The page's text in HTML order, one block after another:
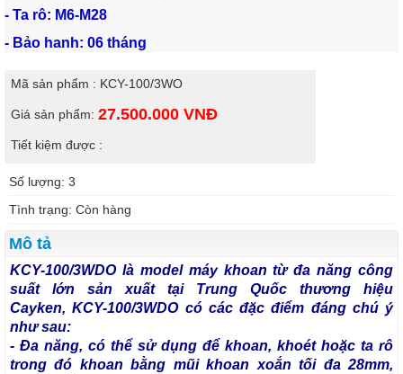
- Ta rô: M6-M28
- Bảo hanh: 06 tháng
Mã sản phẩm : KCY-100/3WO
Giá sản phẩm: 27.500.000 VNĐ
Tiết kiệm được :
Số lượng: 3
Tình trạng: Còn hàng
Mô tả
KCY-100/3WDOlà model máy khoan từ đa năng công
suất lớn sản xuất tại Trung Quốc thương hiệu
Cayken, KCY-100/3WDOcó các đặc điểm đáng chú ý
như sau:
- Đa năng, có thể sử dụng để khoan, khoét hoặc ta rô
trong đó khoan bằng mũi khoan xoắn tối đa 28mm,